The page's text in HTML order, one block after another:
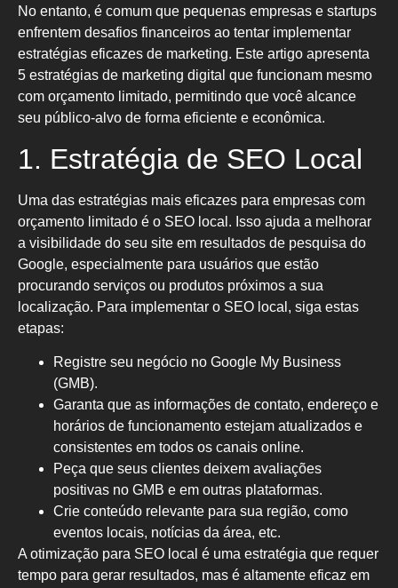
No entanto, é comum que pequenas empresas e startups
enfrentem desafios financeiros ao tentar implementar
estratégias eficazes de marketing. Este artigo apresenta
5 estratégias de marketing digital que funcionam mesmo
com orçamento limitado, permitindo que você alcance
seu público-alvo de forma eficiente e econômica.
1. Estratégia de SEO Local
Uma das estratégias mais eficazes para empresas com
orçamento limitado é o SEO local. Isso ajuda a melhorar
a visibilidade do seu site em resultados de pesquisa do
Google, especialmente para usuários que estão
procurando serviços ou produtos próximos a sua
localização. Para implementar o SEO local, siga estas
etapas:
Registre seu negócio no Google My Business
(GMB).
Garanta que as informações de contato, endereço e
horários de funcionamento estejam atualizados e
consistentes em todos os canais online.
Peça que seus clientes deixem avaliações
positivas no GMB e em outras plataformas.
Crie conteúdo relevante para sua região, como
eventos locais, notícias da área, etc.
A otimização para SEO local é uma estratégia que requer
tempo para gerar resultados, mas é altamente eficaz em